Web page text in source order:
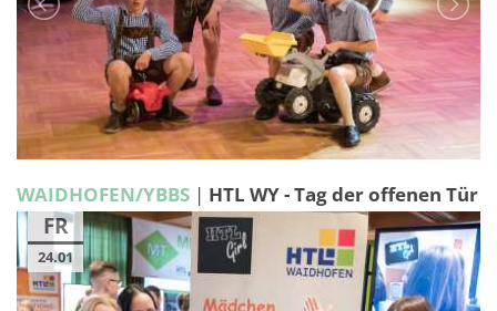
WAIDHOFEN/YBBS | HTL WY - Tag der offenen Tür
FR
24.01